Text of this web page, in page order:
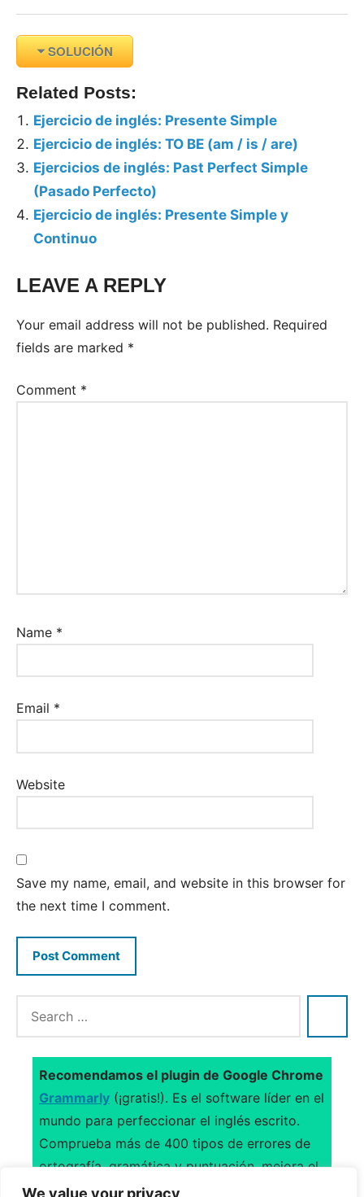
We value your privacy
SOLUCIÓN
Related Posts:
Ejercicio de inglés: Presente Simple
Ejercicio de inglés: TO BE (am / is / are)
Ejercicios de inglés: Past Perfect Simple
(Pasado Perfecto)
Ejercicio de inglés: Presente Simple y
Continuo
Tags:
Inglés
LEAVE A REPLY
Your email address will not be published. Required
fields are marked *
Comment *
Name *
Email *
Website
Save my name, email, and website in this browser for
the next time I comment.
Recomendamos el plugin de Google Chrome
Grammarly (¡gratis!). Es el software líder en el
mundo para perfeccionar el inglés escrito.
Comprueba más de 400 tipos de errores de
ortografía, gramática y puntuación, mejora el
uso del vocabulario y sugiere citas.